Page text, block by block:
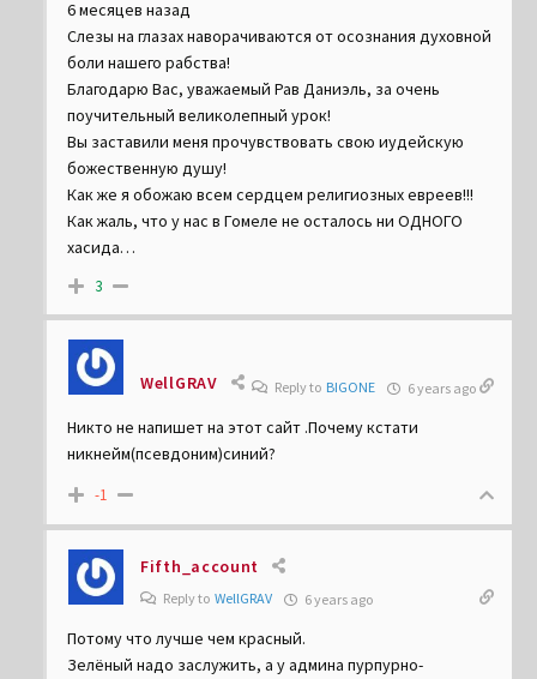
6 месяцев назад
Слезы на глазах наворачиваются от осознания духовной
боли нашего рабства!
Благодарю Вас, уважаемый Рав Даниэль, за очень
поучительный великолепный урок!
Вы заставили меня прочувствовать свою иудейскую
божественную душу!
Как же я обожаю всем сердцем религиозных евреев!!!
Как жаль, что у нас в Гомеле не осталось ни ОДНОГО
хасида…
3
WellGRAV Reply to BIGONE 6 years ago
Никто не напишет на этот сайт .Почему кстати
никнейм(псевдоним)синий?
-1
Fifth_account
Reply to WellGRAV 6 years ago
Потому что лучше чем красный.
Зелёный надо заслужить, а у админа пурпурно-